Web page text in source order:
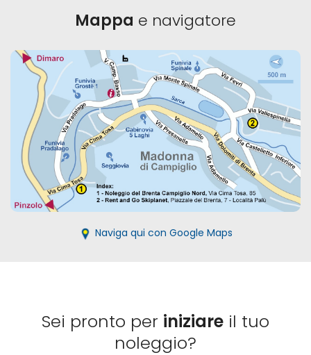
Mappa e navigatore
Naviga qui con Google Maps
Sei pronto per iniziare il tuo
noleggio?